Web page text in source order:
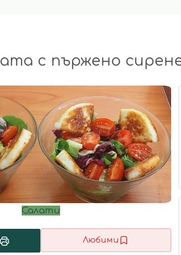
с пържено
Салати
Любими